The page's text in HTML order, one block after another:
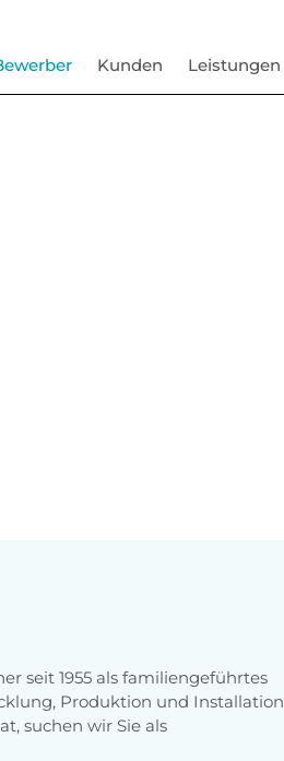
Kunden Leistungen
seit 1955 als familiengeführtes
Produktion und Installation
suchen wir Sie als